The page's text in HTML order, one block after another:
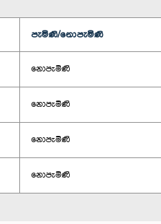
පැමිණි/නොපැමිණි
නොපැමිණි
නොපැමිණි
නොපැමිණි
නොපැමිණි